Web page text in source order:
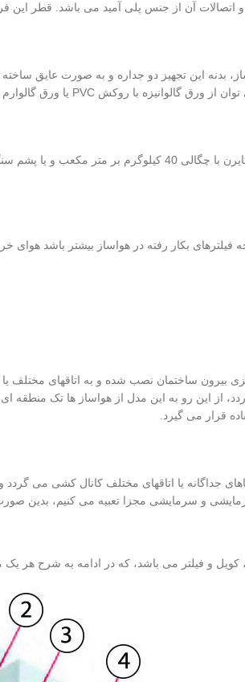
از جنس پلی آمید می باشد. قطر این فریم ها باید
بدنه این تجهیز دو جداره و به صورت عایق
بکار رفته در هواساز بیشتر باشد هوای
بیرون ساختمان نصب شده و به اتاقهای
از این رو به این مدل از هواساز ها تک
قرار می گیرد.
یا اتاقهای مختلف کانال کشی می گردد
و سرمایشی مجزا تعبیه می کنیم، بدین
کویل و فیلتر می باشد، که در ادامه به شرح هر یک